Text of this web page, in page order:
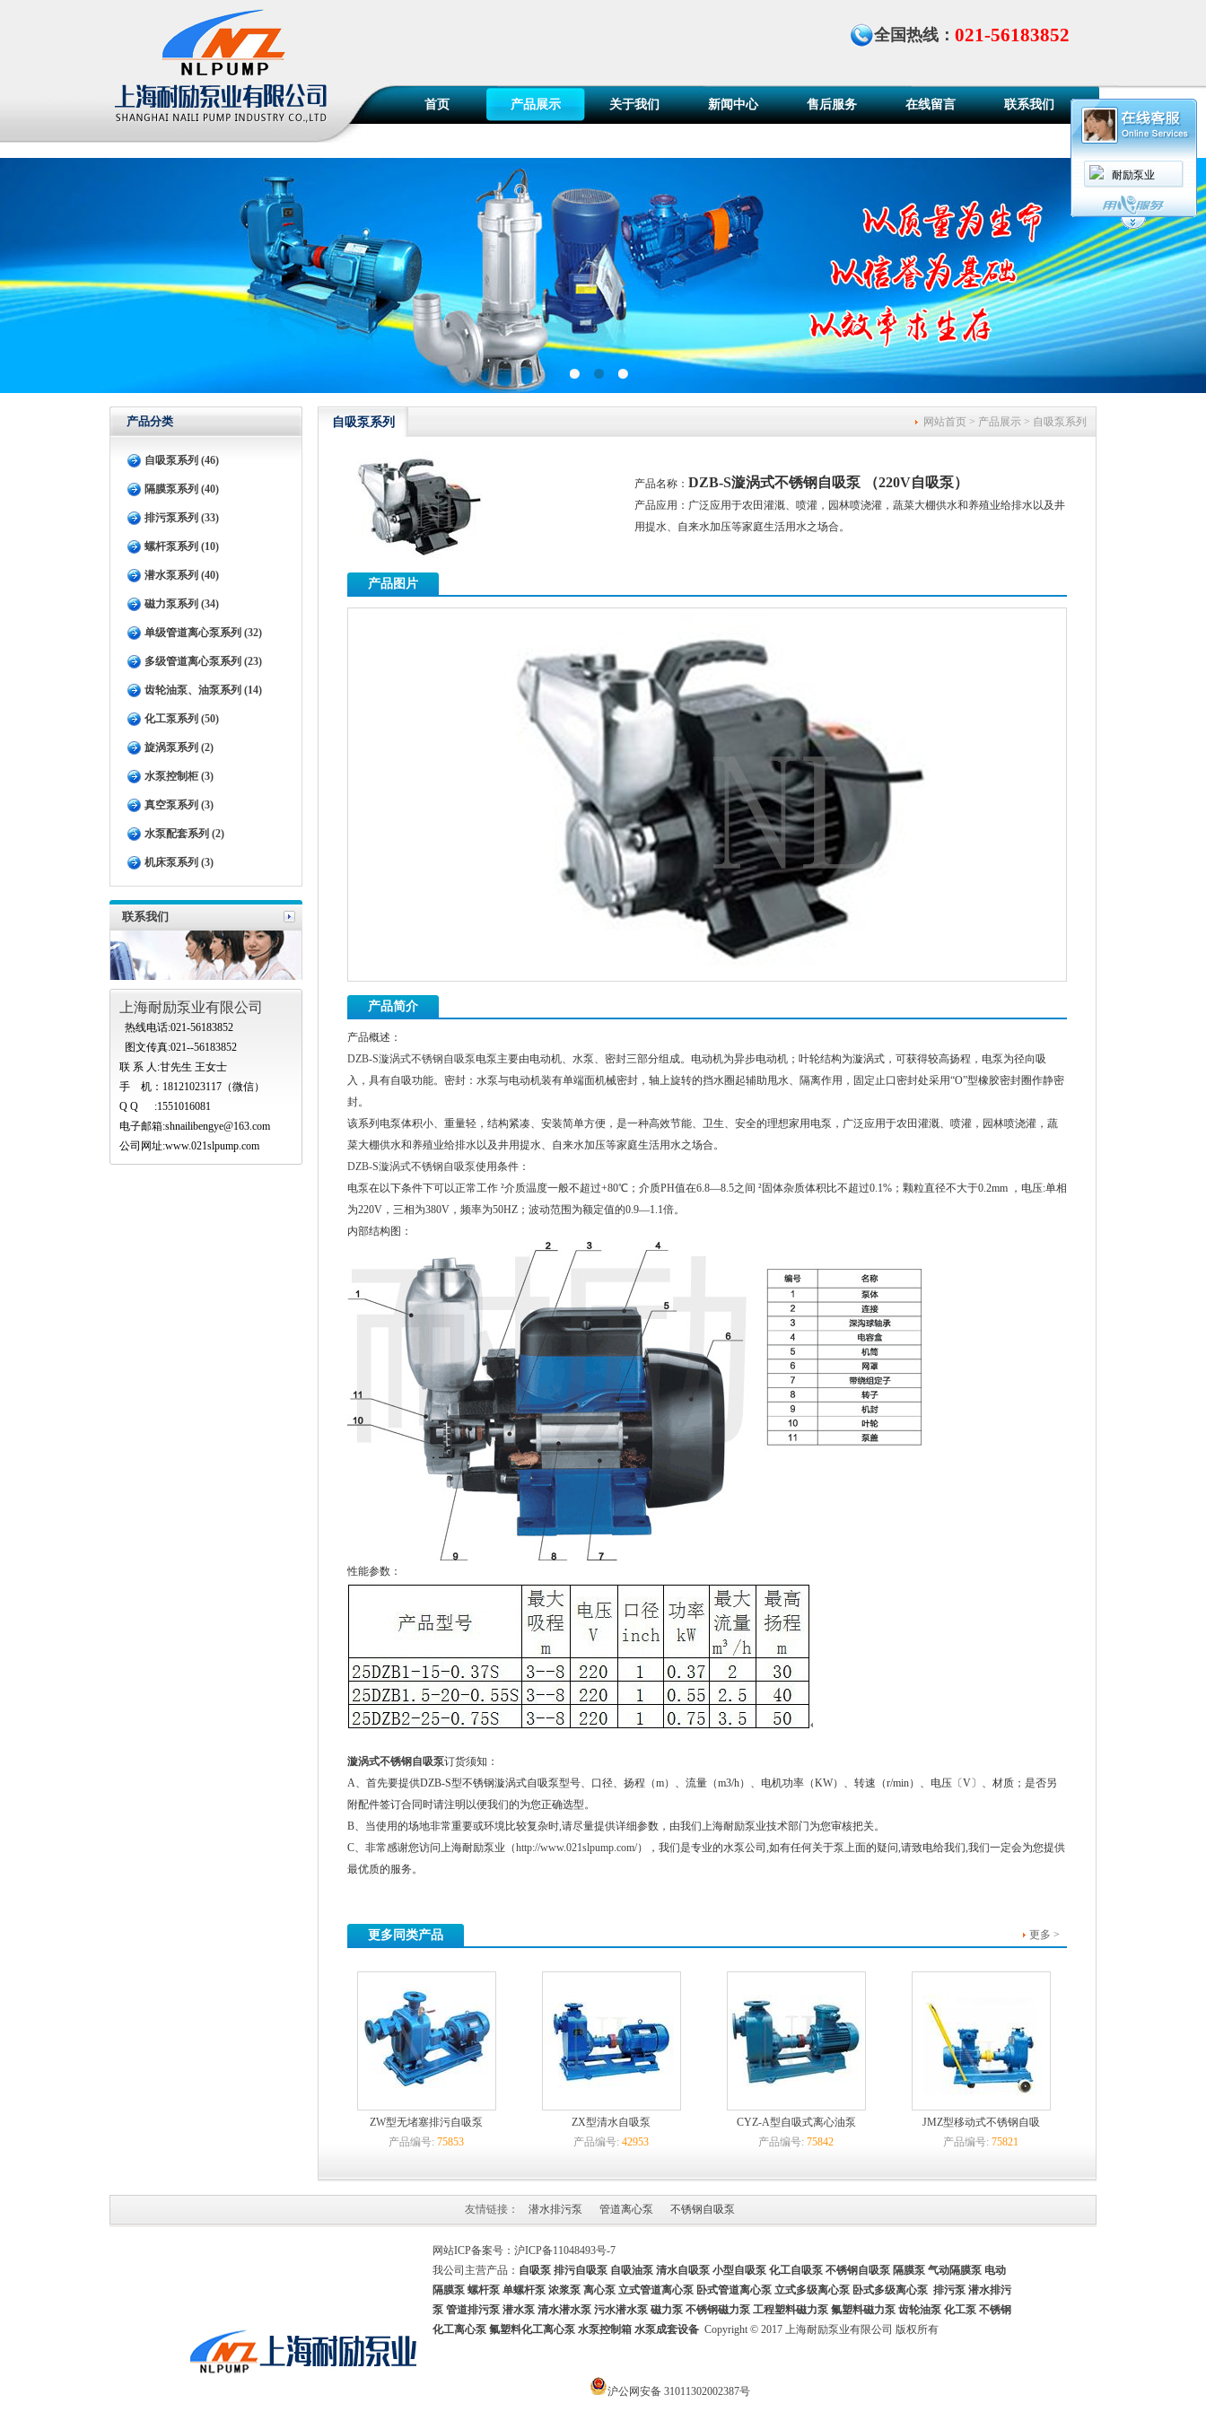
耐励泵业
全国热线： 021-56183852
首页 产品展示 关于我们 新闻中心 售后服务 在线留言 联系我们
百叶窗图片载入中
产品分类
自吸泵系列 (46)
隔膜泵系列 (40)
排污泵系列 (33)
螺杆泵系列 (10)
潜水泵系列 (40)
磁力泵系列 (34)
单级管道离心泵系列 (32)
多级管道离心泵系列 (23)
齿轮油泵、油泵系列 (14)
化工泵系列 (50)
旋涡泵系列 (2)
水泵控制柜 (3)
真空泵系列 (3)
水泵配套系列 (2)
机床泵系列 (3)
联系我们
上海耐励泵业有限公司
热线电话:021-56183852
图文传真:021--56183852
联 系 人:甘先生 王女士
手 机：18121023117（微信）
Q Q :1551016081
电子邮箱:shnailibengye@163.com
公司网址:www.021slpump.com
网站首页 > 产品展示 > 自吸泵系列
自吸泵系列
产品名称： DZB-S漩涡式不锈钢自吸泵 （220V自吸泵）
产品应用：广泛应用于农田灌溉、喷灌，园林喷浇灌，蔬菜大棚供水和养殖业给排水以及井
用提水、自来水加压等家庭生活用水之场合。
产品图片
产品简介
产品概述：
DZB-S漩涡式不锈钢自吸泵电泵主要由电动机、水泵、密封三部分组成。电动机为异步电动机；叶轮结构为漩涡式，可获得较高扬程，电泵为径向吸
入，具有自吸功能。密封：水泵与电动机装有单端面机械密封，轴上旋转的挡水圈起辅助甩水、隔离作用，固定止口密封处采用“O”型橡胶密封圈作静密
封。
该系列电泵体积小、重量轻，结构紧凑、安装简单方便，是一种高效节能、卫生、安全的理想家用电泵，广泛应用于农田灌溉、喷灌，园林喷浇灌，蔬
菜大棚供水和养殖业给排水以及井用提水、自来水加压等家庭生活用水之场合。
DZB-S漩涡式不锈钢自吸泵使用条件：
电泵在以下条件下可以正常工作 ²介质温度一般不超过+80℃；介质PH值在6.8—8.5之间 ²固体杂质体积比不超过0.1%；颗粒直径不大于0.2mm ，电压:单相
为220V，三相为380V，频率为50HZ；波动范围为额定值的0.9—1.1倍。
内部结构图：
性能参数：
漩涡式不锈钢自吸泵订货须知：
A、首先要提供DZB-S型不锈钢漩涡式自吸泵型号、口径、扬程（m）、流量（m3/h）、电机功率（KW）、转速（r/min）、电压〔V〕、材质；是否另
附配件签订合同时请注明以便我们的为您正确选型。
B、当使用的场地非常重要或环境比较复杂时,请尽量提供详细参数，由我们上海耐励泵业技术部门为您审核把关。
C、非常感谢您访问上海耐励泵业（http://www.021slpump.com/），我们是专业的水泵公司,如有任何关于泵上面的疑问,请致电给我们,我们一定会为您提供
最优质的服务。
更多 >
更多同类产品
ZW型无堵塞排污自吸泵
产品编号: 75853
ZX型清水自吸泵
产品编号: 42953
CYZ-A型自吸式离心油泵
产品编号: 75842
JMZ型移动式不锈钢自吸
产品编号: 75821
友情链接： 潜水排污泵 管道离心泵 不锈钢自吸泵
网站ICP备案号： 沪ICP备11048493号-7
我公司主营产品： 自吸泵 排污自吸泵 自吸油泵 清水自吸泵 小型自吸泵 化工自吸泵 不锈钢自吸泵 隔膜泵 气动隔膜泵 电动
隔膜泵 螺杆泵 单螺杆泵 浓浆泵 离心泵 立式管道离心泵 卧式管道离心泵 立式多级离心泵 卧式多级离心泵 排污泵 潜水排污
泵 管道排污泵 潜水泵 清水潜水泵 污水潜水泵 磁力泵 不锈钢磁力泵 工程塑料磁力泵 氟塑料磁力泵 齿轮油泵 化工泵 不锈钢
化工离心泵 氟塑料化工离心泵 水泵控制箱 水泵成套设备 Copyright © 2017 上海耐励泵业有限公司 版权所有
沪公网安备 31011302002387号